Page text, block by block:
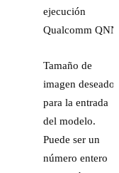
ejecución
Qualcomm
Tamaño de
imagen deseado
para la entrada
del modelo.
Puede ser un
número entero